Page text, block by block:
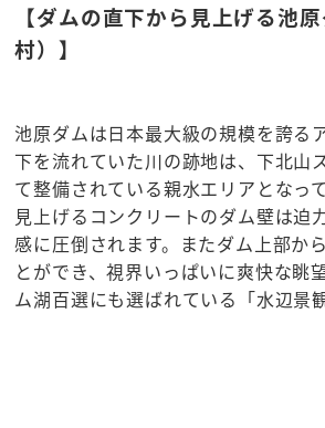
【ダムの直下から見上げる池
村）】
池原ダムは日本最大級の規模を誇る
下を流れていた川の跡地は、下北山
て整備されている親水エリアとなっ
見上げるコンクリートのダム壁は迫
感に圧倒されます。またダム上部か
とができ、視界いっぱいに爽快な眺
ム湖百選にも選ばれている「水辺景観